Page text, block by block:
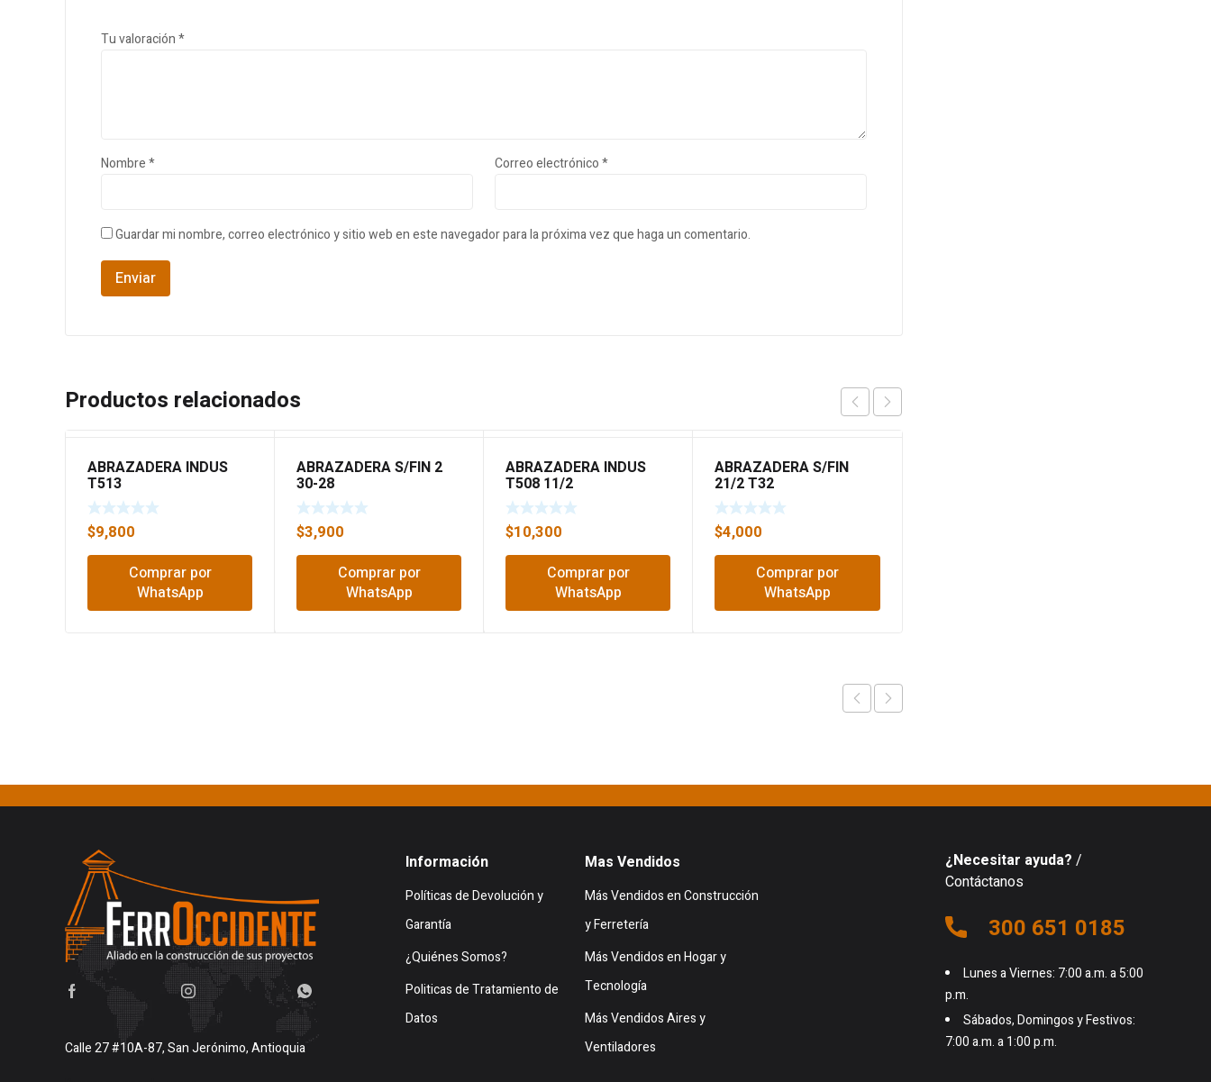
Tu valoración*
Nombre* Correo electrónico*
Guardar mi nombre, correo electrónico y sitio web en este navegador para la próxima vez que haga un comentario.
Productos relacionados
ABRAZADERA INDUS
T513
$9,800
Comprar por
WhatsApp
ABRAZADERA S/FIN 2
30-28
$3,900
Comprar por
WhatsApp
ABRAZADERA INDUS
T508 11/2
$10,300
Comprar por
WhatsApp
ABRAZADERA S/FIN
21/2 T32
$4,000
Comprar por
WhatsApp
Calle 27 #10A-87, San Jerónimo, Antioquia
Información
Políticas de Devolución y
Garantía
¿Quiénes Somos?
Politicas de Tratamiento de
Datos
Mas Vendidos
Más Vendidos en Construcción
y Ferretería
Más Vendidos en Hogar y
Tecnología
Más Vendidos Aires y
Ventiladores
¿Necesitar ayuda? /
Contáctanos
300 651 0185
Lunes a Viernes: 7:00 a.m. a 5:00
p.m.
Sábados, Domingos y Festivos:
7:00 a.m. a 1:00 p.m.